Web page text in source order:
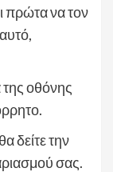
πρώτα να τον
οθόνης
δείτε την
σας.